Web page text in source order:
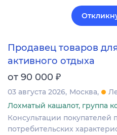
Продавец товаров
активного отдыха
от 90 000 ₽
03 августа 2026 Москва
Лохматый кашалот, группа
Консультации покупателей
потребительских